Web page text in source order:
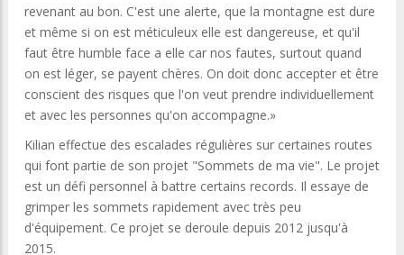
revenant au bon. C'est une alerte, que la montagne est dure
et même si on est méticuleux elle est dangereuse, et qu'il
faut être humble face a elle car nos fautes, surtout quand
on est léger, se payent chères. On doit donc accepter et être
conscient des risques que l'on veut prendre individuellement
et avec les personnes qu'on accompagne.»
Kilian effectue des escalades régulières sur certaines routes
qui font partie de son projet "Sommets de ma vie". Le projet
est un défi personnel à battre certains records. Il essaye de
grimper les sommets rapidement avec très peu
d'équipement. Ce projet se deroule depuis 2012 jusqu'à
2015.